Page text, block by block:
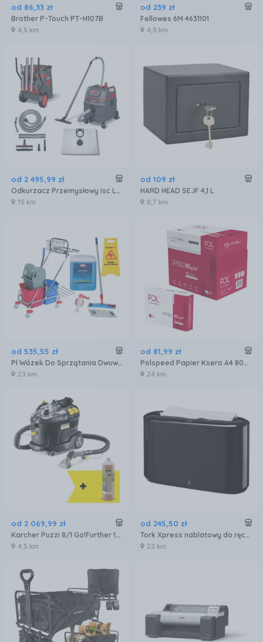
od 86,33 zł
Brother P-Touch PT-H107B
4,5 km
od 239 zł
Fellowes 6M 4631101
4,5 km
od 2 495,99 zł
Odkurzacz Przemysłowy Isc L-1425 Top Starmix SX019
15 km
od 109 zł
HARD HEAD SEJF 4,1 L
8,7 km
od 535,55 zł
Pl Wózek Do Sprzątania Dwuwiaderkowy 2X17L z Prasą Uchwytem Na Worek i Koszykiem
23 km
od 81,99 zł
Polspeed Papier Ksero A4 80G 1 Karton 2500Ark
24 km
od 2 069,99 zł
Karcher Puzzi 8/1 Go!Further 1.100-249.0
4,5 km
od 245,50 zł
Tork Xpress nablatowy do ręczników wielopanelowych czarny (Y552208)
23 km